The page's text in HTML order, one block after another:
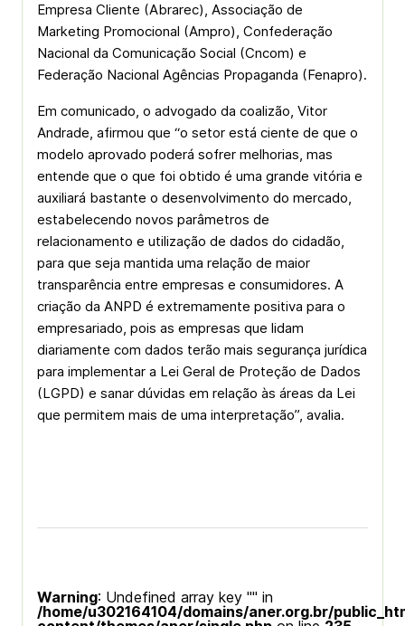
Empresa Cliente (Abrarec), Associação de
Marketing Promocional (Ampro), Confederação
Nacional da Comunicação Social (Cncom) e
Federação Nacional Agências Propaganda (Fenapro).
Em comunicado, o advogado da coalizão, Vitor
Andrade, afirmou que “o setor está ciente de que o
modelo aprovado poderá sofrer melhorias, mas
entende que o que foi obtido é uma grande vitória e
auxiliará bastante o desenvolvimento do mercado,
estabelecendo novos parâmetros de
relacionamento e utilização de dados do cidadão,
para que seja mantida uma relação de maior
transparência entre empresas e consumidores. A
criação da ANPD é extremamente positiva para o
empresariado, pois as empresas que lidam
diariamente com dados terão mais segurança jurídica
para implementar a Lei Geral de Proteção de Dados
(LGPD) e sanar dúvidas em relação às áreas da Lei
que permitem mais de uma interpretação”, avalia.
Warning: Undefined array key "" in
/home/u302164104/domains/aner.org.br/